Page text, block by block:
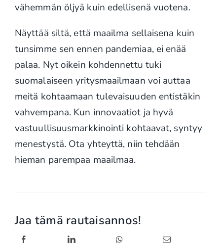
vähemmän öljyä kuin edellisenä vuotena.
Näyttää siltä, että maailma sellaisena kuin
tunsimme sen ennen pandemiaa, ei enää
palaa. Nyt oikein kohdennettu tuki
suomalaiseen yritysmaailmaan voi auttaa
meitä kohtaamaan tulevaisuuden entistäkin
vahvempana. Kun innovaatiot ja hyvä
vastuullisuusmarkkinointi kohtaavat, syntyy
menestystä. Ota yhteyttä, niin tehdään
hieman parempaa maailmaa.
Jaa tämä rautaisannos!